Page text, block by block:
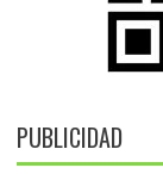
PUBLICIDAD